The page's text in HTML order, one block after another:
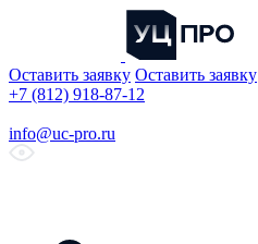
Оставить заявку Оставить заявку
+7 (812) 918-87-12
info@uc-pro.ru